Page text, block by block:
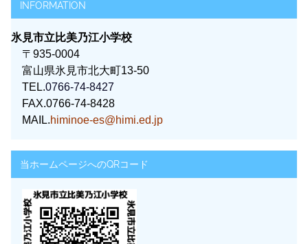
INFORMATION
氷見市立比美乃江小学校
〒935-0004
富山県氷見市北大町13-50
TEL.0766-74-8427
FAX.0766-74-8428
MAIL.himinoe-es@himi.ed.jp
当ホームページへのQRコード